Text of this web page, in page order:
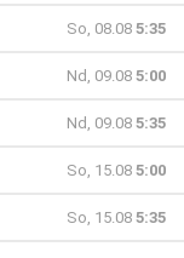
So, 08.08 5:35
Nd, 09.08 5:00
Nd, 09.08 5:35
So, 15.08 5:00
So, 15.08 5:35